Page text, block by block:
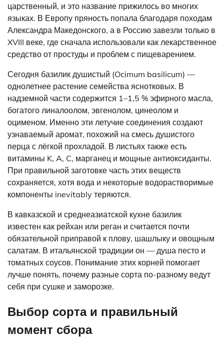
царственный, и это название прижилось во многих
языках. В Европу пряность попала благодаря походам
Александра Македонского, а в Россию завезли только в
XVIII веке, где сначала использовали как лекарственное
средство от простуды и проблем с пищеварением.
Сегодня базилик душистый (Ocimum basilicum) —
однолетнее растение семейства яснотковых. В
надземной части содержится 1–1,5 % эфирного масла,
богатого линалоолом, эвгенолом, цинеолом и
оцименом. Именно эти летучие соединения создают
узнаваемый аромат, похожий на смесь душистого
перца с лёгкой прохладой. В листьях также есть
витамины K, A, C, марганец и мощные антиоксиданты.
При правильной заготовке часть этих веществ
сохраняется, хотя вода и некоторые водорастворимые
компоненты inevitably теряются.
В кавказской и среднеазиатской кухне базилик
известен как рейхан или реган и считается почти
обязательной приправой к плову, шашлыку и овощным
салатам. В итальянской традиции он — душа песто и
томатных соусов. Понимание этих корней помогает
лучше понять, почему разные сорта по-разному ведут
себя при сушке и заморозке.
Выбор сорта и правильный
момент сбора